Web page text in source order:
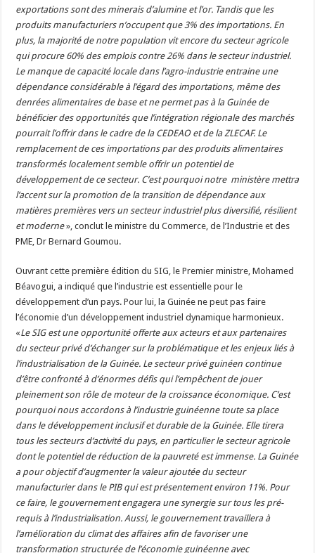
exportations sont des minerais d’alumine et l’or. Tandis que les
produits manufacturiers n’occupent que 3% des importations. En
plus, la majorité de notre population vit encore du secteur agricole
qui procure 60% des emplois contre 26% dans le secteur industriel.
Le manque de capacité locale dans l’agro-industrie entraine une
dépendance considérable à l’égard des importations, même des
denrées alimentaires de base et ne permet pas à la Guinée de
bénéficier des opportunités que l’intégration régionale des marchés
pourrait l’offrir dans le cadre de la CEDEAO et de la ZLECAF. Le
remplacement de ces importations par des produits alimentaires
transformés localement semble offrir un potentiel de
développement de ce secteur. C’est pourquoi notre ministère mettra
l’accent sur la promotion de la transition de dépendance aux
matières premières vers un secteur industriel plus diversifié, résilient
et moderne», conclut le ministre du Commerce, de l’Industrie et des
PME, Dr Bernard Goumou.
Ouvrant cette première édition du SIG, le Premier ministre, Mohamed
Béavogui, a indiqué que l’industrie est essentielle pour le
développement d’un pays. Pour lui, la Guinée ne peut pas faire
l’économie d’un développement industriel dynamique harmonieux.
«Le SIG est une opportunité offerte aux acteurs et aux partenaires
du secteur privé d’échanger sur la problématique et les enjeux liés à
l’industrialisation de la Guinée. Le secteur privé guinéen continue
d’être confronté à d’énormes défis qui l’empêchent de jouer
pleinement son rôle de moteur de la croissance économique. C’est
pourquoi nous accordons à l’industrie guinéenne toute sa place
dans le développement inclusif et durable de la Guinée. Elle tirera
tous les secteurs d’activité du pays, en particulier le secteur agricole
dont le potentiel de réduction de la pauvreté est immense. La Guinée
a pour objectif d’augmenter la valeur ajoutée du secteur
manufacturier dans le PIB qui est présentement environ 11%. Pour
ce faire, le gouvernement engagera une synergie sur tous les pré-
requis à l’industrialisation. Aussi, le gouvernement travaillera à
l’amélioration du climat des affaires afin de favoriser une
transformation structurée de l’économie guinéenne avec